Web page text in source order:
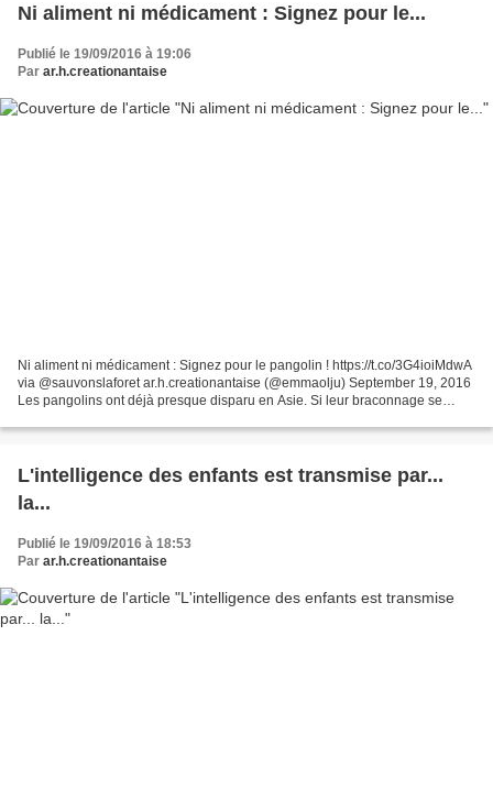
Ni aliment ni médicament : Signez pour le...
Publié le 19/09/2016 à 19:06
Par ar.h.creationantaise
Ni aliment ni médicament : Signez pour le pangolin ! https://t.co/3G4ioiMdwA
via @sauvonslaforet ar.h.creationantaise (@emmaolju) September 19, 2016
Les pangolins ont déjà presque disparu en Asie. Si leur braconnage se
L'intelligence des enfants est transmise par...
la...
Publié le 19/09/2016 à 18:53
Par ar.h.creationantaise